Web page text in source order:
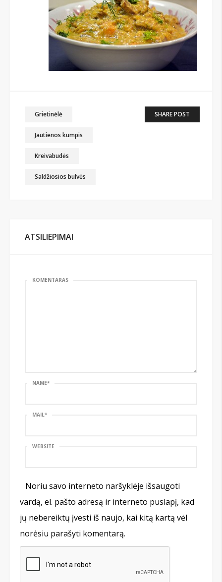
Grietinėlė
Jautienos kumpis
Kreivabudės
Saldžiosios bulvės
SHARE POST
ATSILIEPIMAI
KOMENTARAS
NAME*
MAIL*
WEBSITE
Noriu savo interneto naršyklėje išsaugoti
vardą, el. pašto adresą ir interneto puslapį, kad
jų nebereiktų įvesti iš naujo, kai kitą kartą vėl
norėsiu parašyti komentarą.